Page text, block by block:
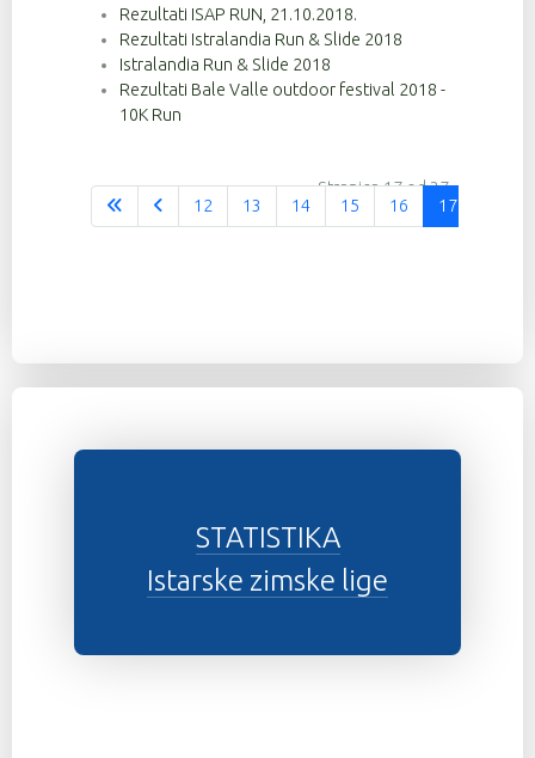
Rezultati ISAP RUN, 21.10.2018.
Rezultati Istralandia Run & Slide 2018
Istralandia Run & Slide 2018
Rezultati Bale Valle outdoor festival 2018 -
10K Run
Stranica 17 od 37
12
13 14 15 16 17
STATISTIKA
Istarske zimske lige